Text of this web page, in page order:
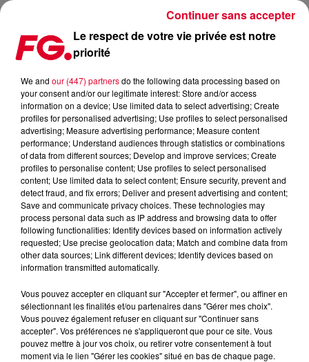
CLUB FG LIVE SESSION : REPLAYS DE THE WICKEED, LA
Publié : 24 mai 2018 à 9h44 par La rédaction
Le respect de votre vie privée est notre
priorité
We and our (447) partnersdo the following data processing based on
your consent and/or our legitimate interest: Store and/or access
information on a device; Use limited data to select advertising; Create
profiles for personalised advertising; Use profiles to select personalised
advertising; Measure advertising performance; Measure content
performance; Understand audiences through statistics or combinations
of data from different sources; Develop and improve services; Create
profiles to personalise content; Use profiles to select personalised
content; Use limited data to select content; Ensure security, prevent and
detect fraud, and fix errors; Deliver and present advertising and content;
Save and communicate privacy choices. These technologies may
process personal data such as IP address and browsing data to offer
following functionalities: Identify devices based on information actively
requested; Use precise geolocation data; Match and combine data from
other data sources; Link different devices; Identify devices based on
information transmitted automatically.
Vous pouvez accepter en cliquant sur "Accepter et fermer", ou affiner en
sélectionnant les finalités et/ou partenaires dans "Gérer mes choix".
Vous pouvez également refuser en cliquant sur "Continuer sans
accepter". Vos préférences ne s'appliqueront que pour ce site. Vous
pouvez mettre à jour vos choix, ou retirer votre consentement à tout
moment via le lien "Gérer les cookies" situé en bas de chaque page.
Continuer sans accepter